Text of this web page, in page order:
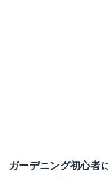
ガーデニング初心者